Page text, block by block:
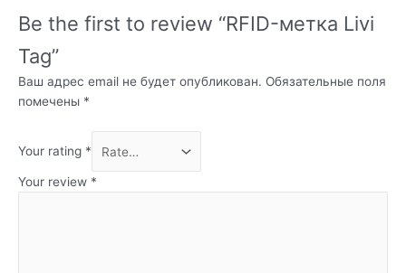
Be the first to review “RFID-метка Livi
Tag”
Ваш адрес email не будет опубликован. Обязательные поля
помечены *
Your rating *
Your review *